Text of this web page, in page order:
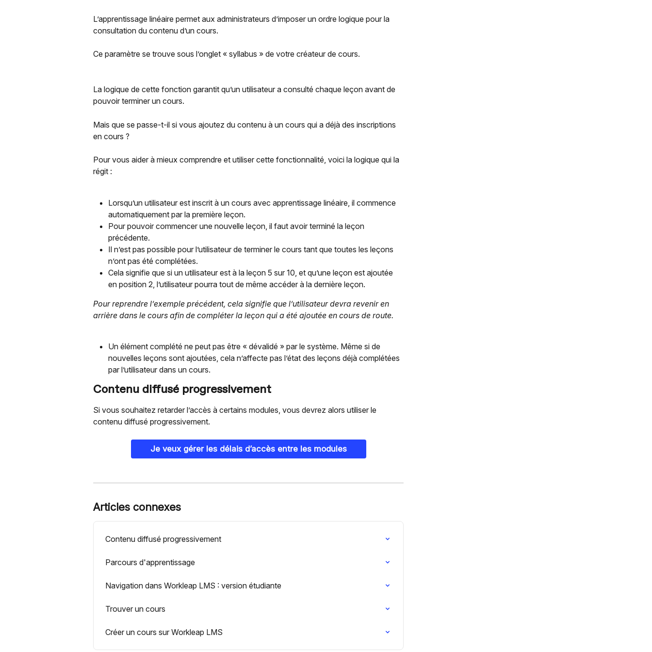
L’apprentissage linéaire permet aux administrateurs d’imposer un ordre logique pour la
consultation du contenu d’un cours.
Ce paramètre se trouve sous l’onglet « syllabus » de votre créateur de cours.
La logique de cette fonction garantit qu’un utilisateur a consulté chaque leçon avant de
pouvoir terminer un cours.
Mais que se passe-t-il si vous ajoutez du contenu à un cours qui a déjà des inscriptions
en cours ?
Pour vous aider à mieux comprendre et utiliser cette fonctionnalité, voici la logique qui la
régit :
Lorsqu’un utilisateur est inscrit à un cours avec apprentissage linéaire, il commence
automatiquement par la première leçon.
Pour pouvoir commencer une nouvelle leçon, il faut avoir terminé la leçon
précédente.
Il n’est pas possible pour l’utilisateur de terminer le cours tant que toutes les leçons
n’ont pas été complétées.
Cela signifie que si un utilisateur est à la leçon 5 sur 10, et qu’une leçon est ajoutée
en position 2, l’utilisateur pourra tout de même accéder à la dernière leçon.
Pour reprendre l’exemple précédent, cela signifie que l’utilisateur devra revenir en
arrière dans le cours afin de compléter la leçon qui a été ajoutée en cours de route.
Un élément complété ne peut pas être « dévalidé » par le système. Même si de
nouvelles leçons sont ajoutées, cela n’affecte pas l’état des leçons déjà complétées
par l’utilisateur dans un cours.
Contenu diffusé progressivement
Si vous souhaitez retarder l’accès à certains modules, vous devrez alors utiliser le
contenu diffusé progressivement.
Je veux gérer les délais d’accès entre les modules
Articles connexes
Contenu diffusé progressivement
Parcours d'apprentissage
Navigation dans Workleap LMS : version étudiante
Trouver un cours
Créer un cours sur Workleap LMS